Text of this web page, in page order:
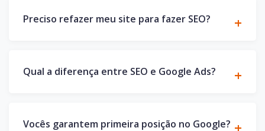
Preciso refazer meu site para fazer SEO?
Qual a diferença entre SEO e Google Ads?
Vocês garantem primeira posição no Google?